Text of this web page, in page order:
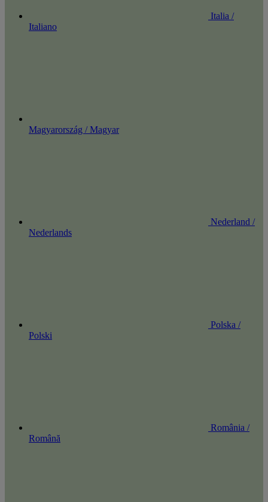
Italia /
Italiano
Magyarország / Magyar
Nederland /
Nederlands
Polska /
Polski
România /
Română